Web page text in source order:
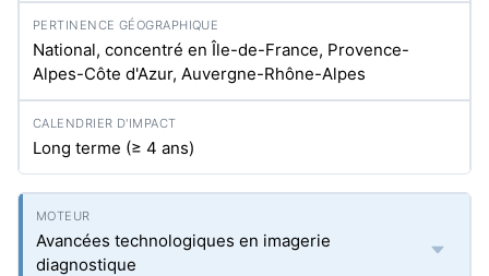
National, concentré en Île-de-France, Provence-
Alpes-Côte d'Azur, Auvergne-Rhône-Alpes
Long terme (≥ 4 ans)
Avancées technologiques en imagerie
diagnostique